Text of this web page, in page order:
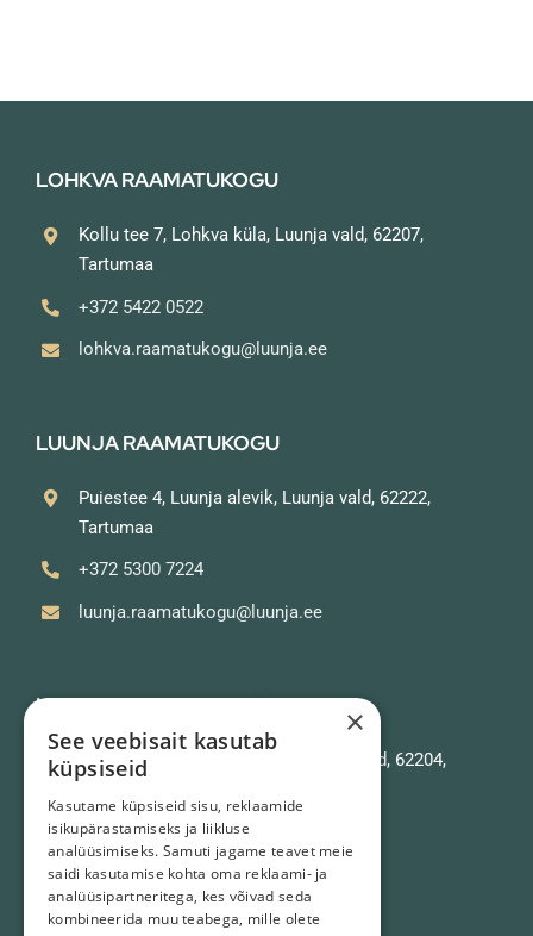
LOHKVA RAAMATUKOGU
Kollu tee 7, Lohkva küla, Luunja vald, 62207,
Tartumaa
+372 5422 0522
lohkva.raamatukogu@luunja.ee
LUUNJA RAAMATUKOGU
Puiestee 4, Luunja alevik, Luunja vald, 62222,
Tartumaa
+372 5300 7224
luunja.raamatukogu@luunja.ee
KAVASTU RAAMATUKOGU
Kavastu keskus 6, Kavastu, Luunja vald, 62204,
+372 5301 5144
kavastu.raamatukogu@luunja.ee
×
See veebisait kasutab
küpsiseid
Kasutame küpsiseid sisu, reklaamide
isikupärastamiseks ja liikluse
analüüsimiseks. Samuti jagame teavet meie
saidi kasutamise kohta oma reklaami- ja
analüüsipartneritega, kes võivad seda
kombineerida muu teabega, mille olete